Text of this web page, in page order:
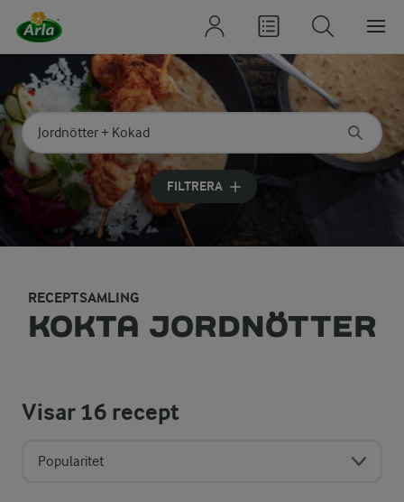
Sök på kategori eller ingrediens
Skriv in sökord för att få förslag
FILTRERA
RECEPTSAMLING
KOKTA JORDNÖTTER
Visar16 recept
Popularitet